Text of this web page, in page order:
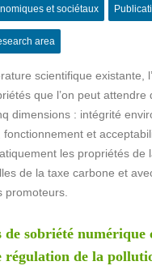
et sociétaux
area
scientifique existante,
que l’on peut attendre
dimensions : intégrité
fonctionnement et
les propriétés de
de la taxe carbone et
promoteurs.
sobriété numérique
régulation de la